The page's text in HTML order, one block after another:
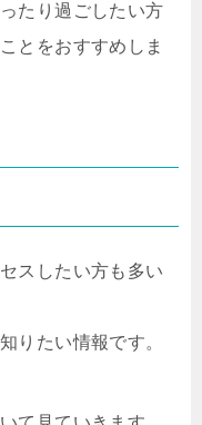
たり過ごしたい方
とをおすすめしま
スしたい方も多い
りたい情報です。